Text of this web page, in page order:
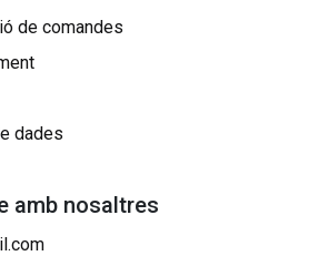
de comandes
dades
amb nosaltres